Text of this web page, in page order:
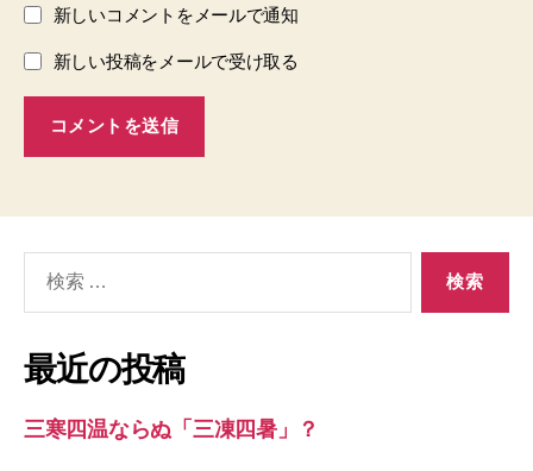
新しいコメントをメールで通知
新しい投稿をメールで受け取る
象:
最近の投稿
三寒四温ならぬ「三凍四暑」？